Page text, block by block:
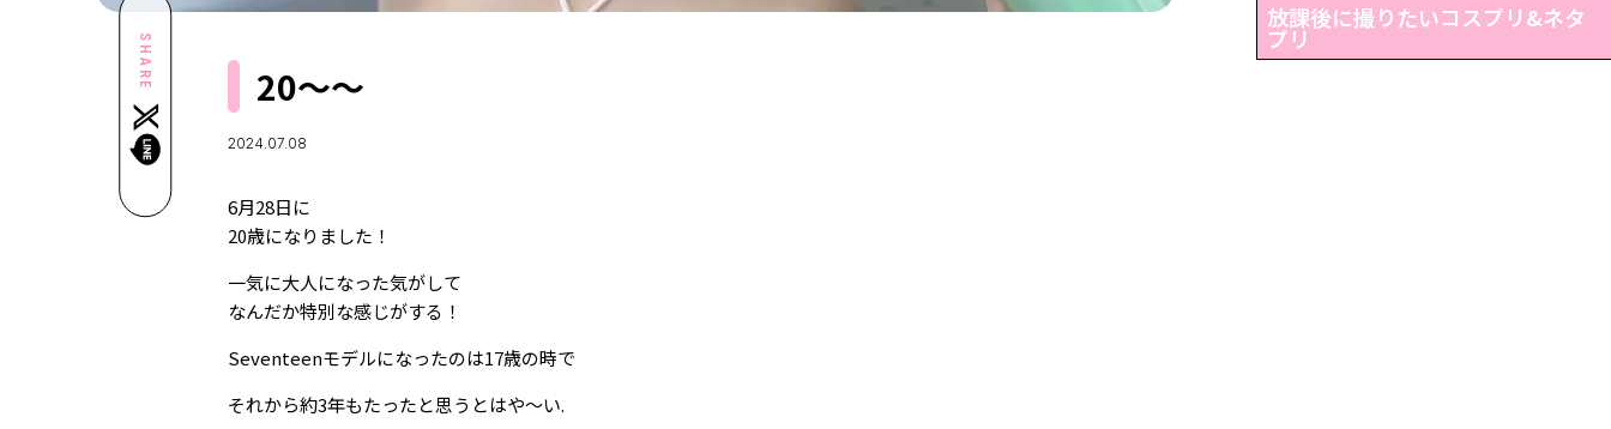
SHARE 20～～
2024.07.08
6月28日に
20歳になりました！
一気に大人になった気がして
なんだか特別な感じがする！
Seventeenモデルになったのは17歳の時で
それから約3年もたったと思うとはや～い.
放課後に撮りたいコスプリ&ネタ
プリ